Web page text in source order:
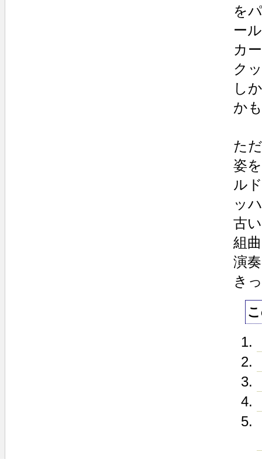
を
ー
カ
ク
し
か
た
姿
ル
ッ
古
組
演
き